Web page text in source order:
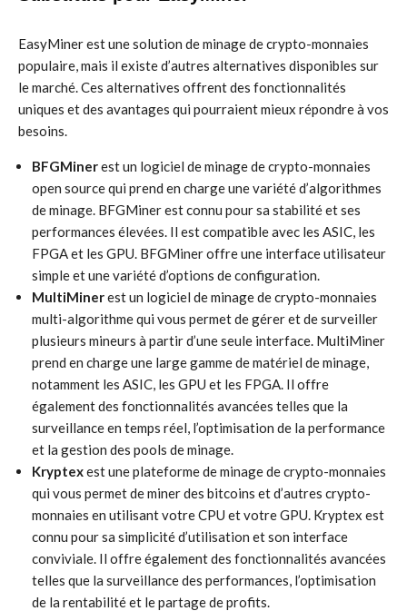
EasyMiner est une solution de minage de crypto-monnaies
populaire, mais il existe d’autres alternatives disponibles sur
le marché. Ces alternatives offrent des fonctionnalités
uniques et des avantages qui pourraient mieux répondre à vos
besoins.
BFGMinerest un logiciel de minage de crypto-monnaies
open source qui prend en charge une variété d’algorithmes
de minage. BFGMiner est connu pour sa stabilité et ses
performances élevées. Il est compatible avec les ASIC, les
FPGA et les GPU. BFGMiner offre une interface utilisateur
simple et une variété d’options de configuration.
MultiMinerest un logiciel de minage de crypto-monnaies
multi-algorithme qui vous permet de gérer et de surveiller
plusieurs mineurs à partir d’une seule interface. MultiMiner
prend en charge une large gamme de matériel de minage,
notamment les ASIC, les GPU et les FPGA. Il offre
également des fonctionnalités avancées telles que la
surveillance en temps réel, l’optimisation de la performance
et la gestion des pools de minage.
Kryptexest une plateforme de minage de crypto-monnaies
qui vous permet de miner des bitcoins et d’autres crypto-
monnaies en utilisant votre CPU et votre GPU. Kryptex est
connu pour sa simplicité d’utilisation et son interface
conviviale. Il offre également des fonctionnalités avancées
telles que la surveillance des performances, l’optimisation
de la rentabilité et le partage de profits.